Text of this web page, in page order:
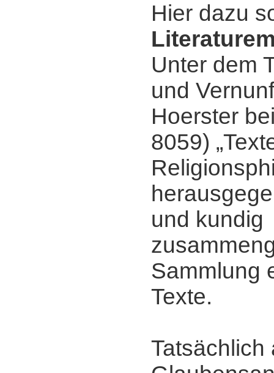
Hier dazu
Unter dem
und
Hoerster
8059)
und kundig
Sammlung
Texte.
Tatsächlich